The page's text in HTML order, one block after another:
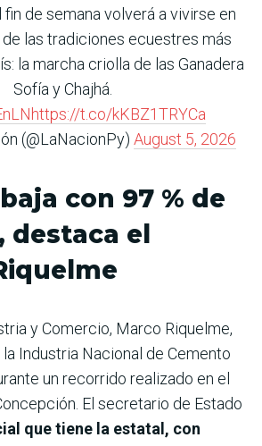
fin de semana volverá a vivirse en
de las tradiciones ecuestres más
la marcha criolla de las Ganadera
Sofía y Chajhá.
https://t.co/kKBZ1TRYCa
(@LaNacionPy) August 5, 2026
con 97 % de
destaca el
y Comercio, Marco Riquelme,
Industria Nacional de Cemento
un recorrido realizado en el
El secretario de Estado
que tiene la estatal, con